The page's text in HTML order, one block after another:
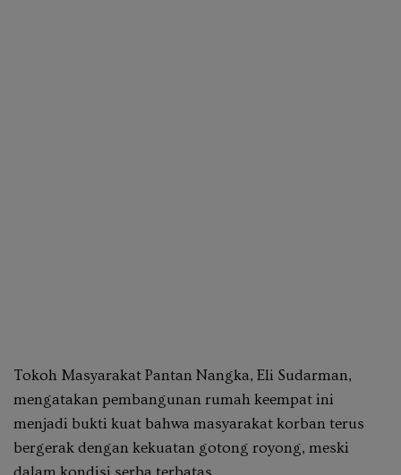
Tokoh Masyarakat Pantan Nangka, Eli Sudarman,
mengatakan pembangunan rumah keempat ini
menjadi bukti kuat bahwa masyarakat korban terus
bergerak dengan kekuatan gotong royong, meski